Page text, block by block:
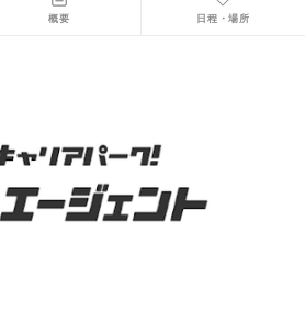
概要 日程・場所